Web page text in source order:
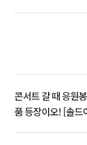
콘서트 갈 때 응원
품 등장이오! [솔드